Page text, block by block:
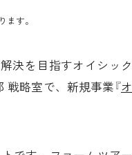
す。
決を目指すオイシック
戦略室で、新規事業『オ